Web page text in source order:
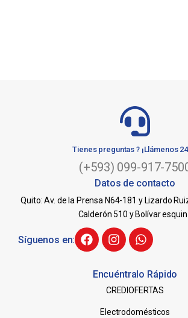
Tienes preguntas ? ¡Llámenos
(+593) 099-917-
Datos de contacto
Quito: Av. de la Prensa N64-181 y Lizardo
Calderón 510 y Bolívar
Síguenos en:
Encuéntralo Rápido
CREDIOFERTAS
Electrodomésticos